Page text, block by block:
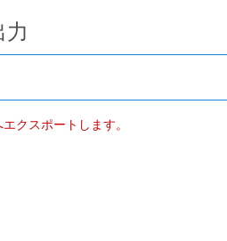
力
クスポートします。